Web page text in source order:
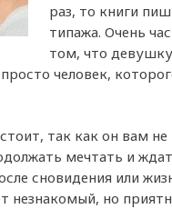
раз, то книги
типажа. Очень
том, что
человек,
так как он вам
мечтать и
сновидения или
незнакомый, но